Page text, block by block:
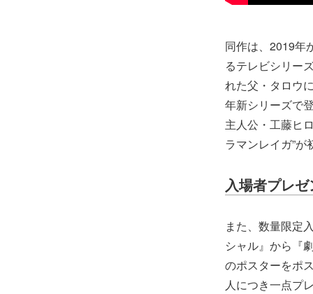
同作は、2019年
るテレビシリー
れた父・タロウ
年新シリーズで
主人公・工藤ヒ
ラマンレイガ”
入場者プレ
また、数量限定
シャル』から『
のポスターをポ
人につき一点プ